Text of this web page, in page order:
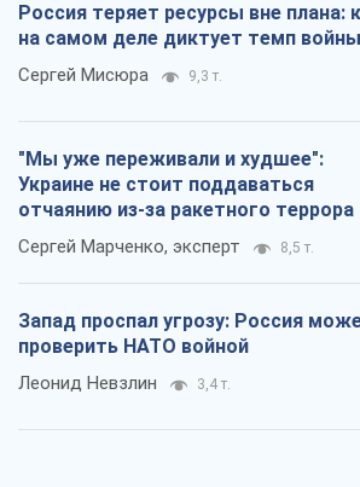
Россия теряет ресурсы вне плана:
на самом деле диктует темп войны
Сергей Мисюра 9,3 т.
"Мы уже переживали и худшее":
Украине не стоит поддаваться
отчаянию из-за ракетного террора
Сергей Марченко, эксперт 8,5 т.
Запад проспал угрозу: Россия
проверить НАТО войной
Леонид Невзлин 3,4 т.